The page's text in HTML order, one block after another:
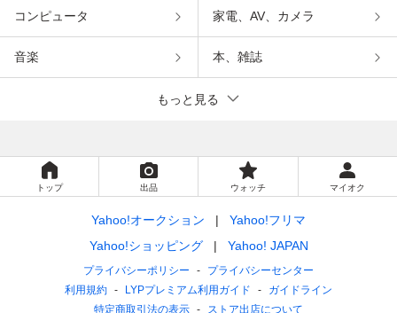
コンピュータ 家電、AV、カメラ
音楽 本、雑誌
もっと見る
トップ 出品 ウォッチ マイオク
Yahoo!オークション
Yahoo!フリマ
Yahoo!ショッピング
Yahoo! JAPAN
プライバシーポリシー
プライバシーセンター
利用規約
LYPプレミアム利用ガイド
ガイドライン
特定商取引法の表示
ストア出店について